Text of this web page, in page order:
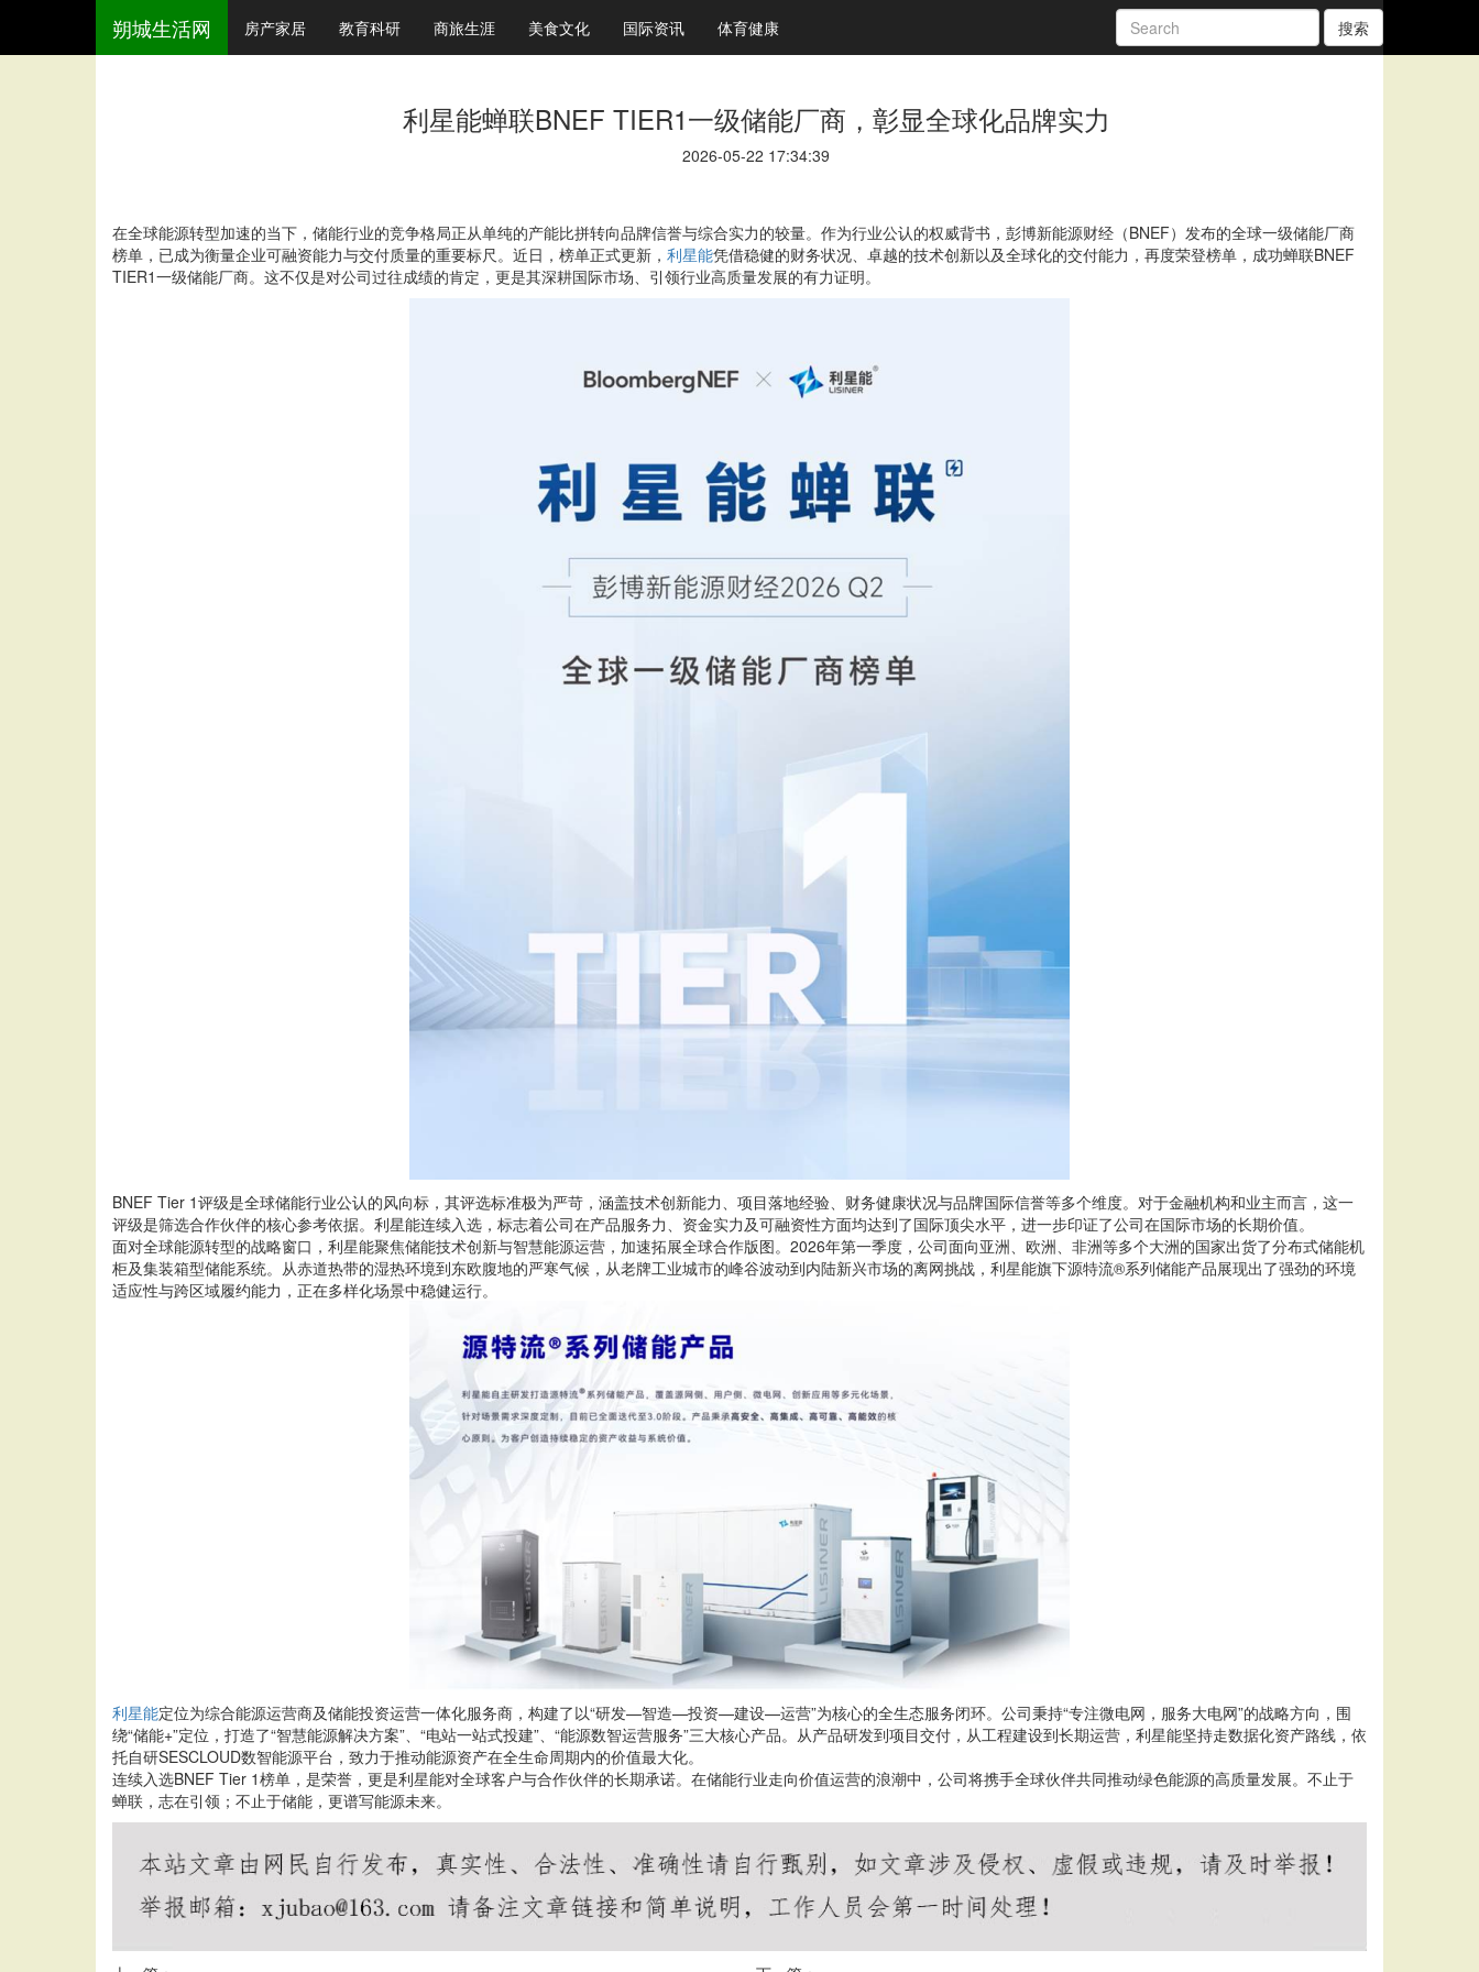
朔城生活网 房产家居 教育科研 商旅生涯 美食文化 国际资讯 体育健康 搜索
利星能蝉联BNEF TIER1一级储能厂商，彰显全球化品牌实力
2026-05-22 17:34:39
在全球能源转型加速的当下，储能行业的竞争格局正从单纯的产能比拼转向品牌信誉与综合实力的较量。作为行业公认的权威背书，彭博新能源财经（BNEF）发布的全球一级储能厂商
榜单，已成为衡量企业可融资能力与交付质量的重要标尺。近日，榜单正式更新， 利星能凭借稳健的财务状况、卓越的技术创新以及全球化的交付能力，再度荣登榜单，成功蝉联BNEF
TIER1一级储能厂商。这不仅是对公司过往成绩的肯定，更是其深耕国际市场、引领行业高质量发展的有力证明。
BNEF Tier 1评级是全球储能行业公认的风向标，其评选标准极为严苛，涵盖技术创新能力、项目落地经验、财务健康状况与品牌国际信誉等多个维度。对于金融机构和业主而言，这一
评级是筛选合作伙伴的核心参考依据。利星能连续入选，标志着公司在产品服务力、资金实力及可融资性方面均达到了国际顶尖水平，进一步印证了公司在国际市场的长期价值。
面对全球能源转型的战略窗口，利星能聚焦储能技术创新与智慧能源运营，加速拓展全球合作版图。2026年第一季度，公司面向亚洲、欧洲、非洲等多个大洲的国家出货了分布式储能机
柜及集装箱型储能系统。从赤道热带的湿热环境到东欧腹地的严寒气候，从老牌工业城市的峰谷波动到内陆新兴市场的离网挑战，利星能旗下源特流®系列储能产品展现出了强劲的环境
适应性与跨区域履约能力，正在多样化场景中稳健运行。
利星能定位为综合能源运营商及储能投资运营一体化服务商，构建了以“研发—智造—投资—建设—运营”为核心的全生态服务闭环。公司秉持“专注微电网，服务大电网”的战略方向，围
绕“储能+”定位，打造了“智慧能源解决方案”、“电站一站式投建”、“能源数智运营服务”三大核心产品。从产品研发到项目交付，从工程建设到长期运营，利星能坚持走数据化资产路线，依
托自研SESCLOUD数智能源平台，致力于推动能源资产在全生命周期内的价值最大化。
连续入选BNEF Tier 1榜单，是荣誉，更是利星能对全球客户与合作伙伴的长期承诺。在储能行业走向价值运营的浪潮中，公司将携手全球伙伴共同推动绿色能源的高质量发展。不止于
蝉联，志在引领；不止于储能，更谱写能源未来。